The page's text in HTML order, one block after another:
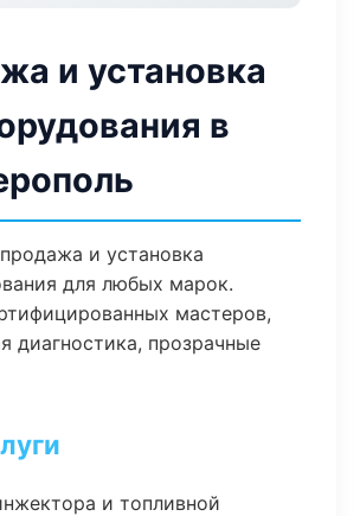
и установка
в
и установка
для любых марок.
мастеров,
диагностика, прозрачные
и топливной